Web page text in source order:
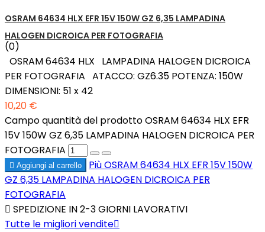
OSRAM 64634 HLX EFR 15V 150W GZ 6,35 LAMPADINA
HALOGEN DICROICA PER FOTOGRAFIA
(0)
OSRAM 64634 HLX LAMPADINA HALOGEN DICROICA
PER FOTOGRAFIA ATACCO: GZ6.35 POTENZA: 150W
DIMENSIONI: 51 x 42
10,20 €
Campo quantità del prodotto OSRAM 64634 HLX EFR
15V 150W GZ 6,35 LAMPADINA HALOGEN DICROICA PER
FOTOGRAFIA
 Aggiungi al carrello PiùOSRAM 64634 HLX EFR 15V 150W
GZ 6,35 LAMPADINA HALOGEN DICROICA PER
FOTOGRAFIA
 SPEDIZIONE IN 2-3 GIORNI LAVORATIVI
Tutte le migliori vendite